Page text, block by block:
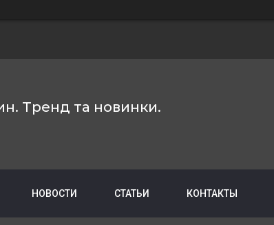
Тренд та новинки.
НОВОСТИ СТАТЬИ КОНТАКТЫ